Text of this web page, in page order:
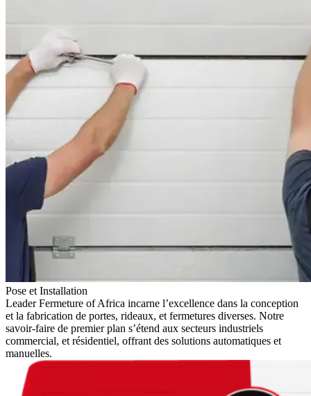
Pose et Installation
Leader Fermeture of Africa incarne l’excellence dans la conception
et la fabrication de portes, rideaux, et fermetures diverses. Notre
savoir-faire de premier plan s’étend aux secteurs industriels
commercial, et résidentiel, offrant des solutions automatiques et
manuelles.